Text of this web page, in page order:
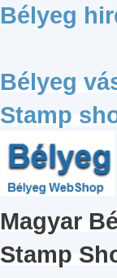
Bélyeg
Bélyeg
Stamp
Magyar
Stamp